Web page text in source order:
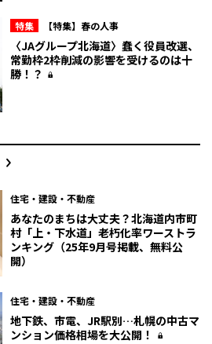
特集 【特集】春の人事
〈JAグループ北海道〉蠢く役員改選、
常勤枠2枠削減の影響を受けるのは十
勝！？
住宅・建設・不動産
あなたのまちは大丈夫？北海道内市町
村「上・下水道」老朽化率ワーストラ
ンキング（25年9月号掲載、無料公
開）
住宅・建設・不動産
地下鉄、市電、JR駅別…札幌の中古マ
ンション価格相場を大公開！